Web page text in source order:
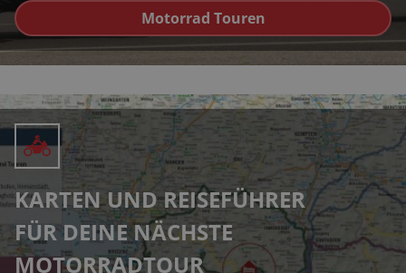
Motorrad Touren
KARTEN UND REISEFÜHRER
FÜR DEINE NÄCHSTE
MOTORRADTOUR